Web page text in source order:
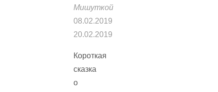
Мишуткой
08.02.2019
20.02.2019
Короткая
сказка
о